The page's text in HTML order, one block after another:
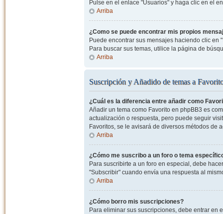
Pulse en el enlace "Usuarios" y haga clic en el
Arriba
¿Como se puede encontrar mis propios
Puede encontrar sus mensajes haciendo clic en
Para buscar sus temas, utilice la página de
Arriba
Suscripción y Añadido de temas a
¿Cuál es la diferencia entre añadir como
Añadir un tema como Favorito en phpBB3 es
actualización o respuesta, pero puede seguir
Favoritos, se le avisará de diversos métodos de
Arriba
¿Cómo me suscribo a un foro o tema
Para suscribirte a un foro en especial, debe
"Subscribir" cuando envía una respuesta al
Arriba
¿Cómo borro mis suscripciones?
Para eliminar sus suscripciones, debe entrar en